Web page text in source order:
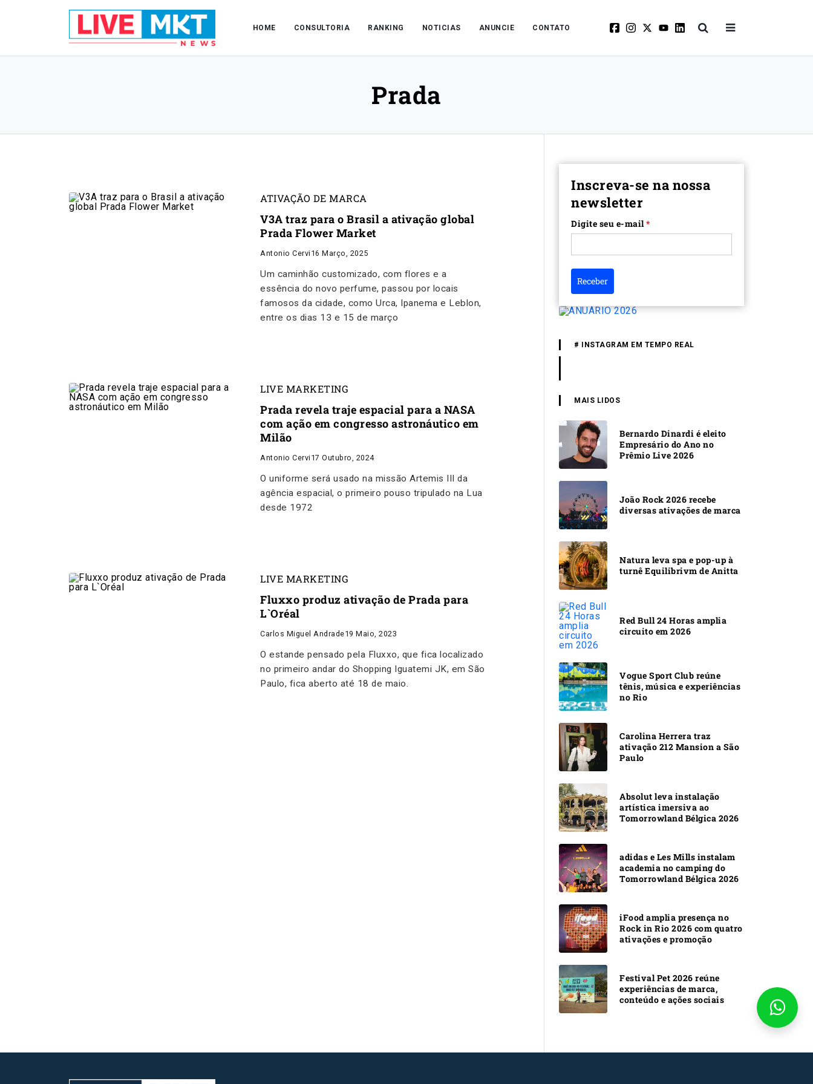
HOME CONSULTORIA RANKING NOTICIAS ANUNCIE CONTATO
Prada
ATIVAÇÃO DE MARCA
V3A traz para o Brasil a ativação global
Prada Flower Market
Antonio Cervi 16 Março, 2025
Um caminhão customizado, com flores e a
essência do novo perfume, passou por locais
famosos da cidade, como Urca, Ipanema e Leblon,
entre os dias 13 e 15 de março
LIVE MARKETING
Prada revela traje espacial para a NASA
com ação em congresso astronáutico em
Milão
Antonio Cervi 17 Outubro, 2024
O uniforme será usado na missão Artemis III da
agência espacial, o primeiro pouso tripulado na Lua
desde 1972
LIVE MARKETING
Fluxxo produz ativação de Prada para
L`Oréal
Carlos Miguel Andrade19 Maio, 2023
O estande pensado pela Fluxxo, que fica localizado
no primeiro andar do Shopping Iguatemi JK, em São
Paulo, fica aberto até 18 de maio.
Inscreva-se na nossa
newsletter
Digite seu e-mail*
Receber
# INSTAGRAM EM TEMPO REAL
MAIS LIDOS
Bernardo Dinardi é eleito
Empresário do Ano no
Prêmio Live 2026
João Rock 2026 recebe
diversas ativações de marca
Natura leva spa e pop-up à
turnê Equilibrivm de Anitta
Red Bull 24 Horas amplia
circuito em 2026
Vogue Sport Club reúne
tênis, música e experiências
no Rio
Carolina Herrera traz
ativação 212 Mansion a São
Paulo
Absolut leva instalação
artística imersiva ao
Tomorrowland Bélgica 2026
adidas e Les Mills instalam
academia no camping do
Tomorrowland Bélgica 2026
iFood amplia presença no
Rock in Rio 2026 com quatro
ativações e promoção
Festival Pet 2026 reúne
experiências de marca,
conteúdo e ações sociais